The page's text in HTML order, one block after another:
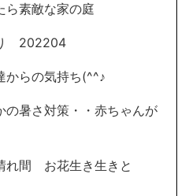
ら素敵な家の庭
202204
らの気持ち(^^♪
暑さ対策・・赤ちゃんが
れ間 お花生き生きと